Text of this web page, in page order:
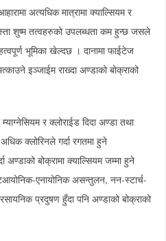
अत्यधिक मात्रामा क्याल्सियम र
शुष्म तत्वहरुको उपलब्धता कम हुन्छ जसले
भूमिका खेल्दछ । दानामा फाईटेज
इञ्जाईम राख्दा अण्डाको बोक्राको
र क्लोराईड दिदा अण्डा तथा
क्लोरिनले गर्दा रगतमा हुने
अण्डाको बोक्रामा क्याल्सियम जम्मा हुने
एनायोनिक असन्तुलन, नन-स्टार्च-
प्रदुषण हुँदा पनि अण्डाको बोक्राको